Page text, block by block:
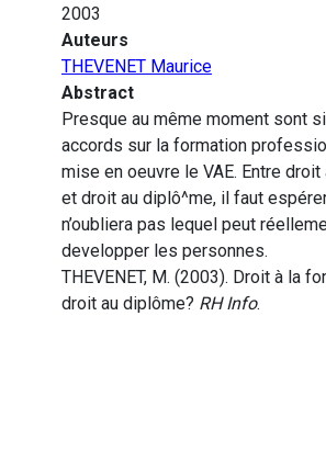
2003
Auteurs
THEVENET Maurice
Abstract
Presque au même moment sont
accords sur la formation
mise en oeuvre le VAE. Entre
et droit au diplô^me, il faut espérer
n’oubliera pas lequel peut
developper les personnes.
THEVENET, M. (2003). Droit à la
droit au diplôme? RH Info.